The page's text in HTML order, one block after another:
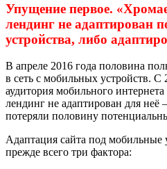
Упущение первое.
лендинг не адаптирован
устройства, либо
В апреле 2016 года половина
в сеть с мобильных устройств. С
аудитория мобильного
лендинг не адаптирован для
потеряли половину
Адаптация сайта под мобильные
прежде всего три фактора: